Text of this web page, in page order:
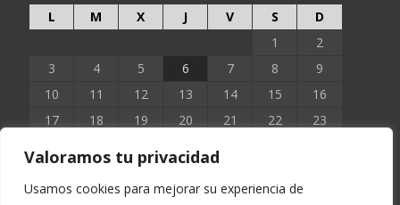
Valoramos tu privacidad
Usamos cookies para mejorar su experiencia de
L
M X J V S
D
1
2
3
4 5 6 7 8
9
10
11 12 13 14 15
16
17
18 19 20 21 22
23